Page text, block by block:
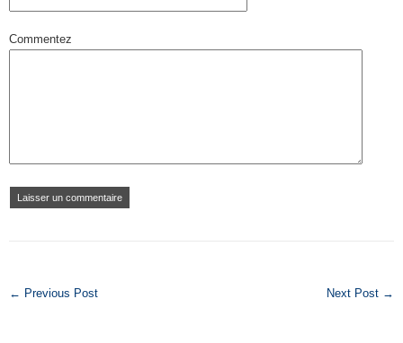
Commentez
← Previous Post Next Post →